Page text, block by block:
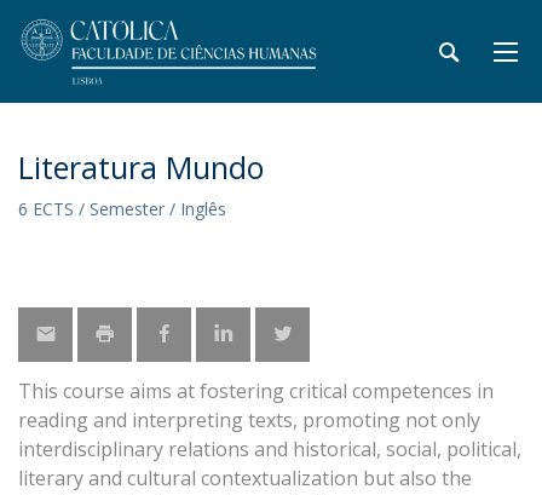
Literatura Mundo
6 ECTS / Semester / Inglês
This course aims at fostering critical competences in
reading and interpreting texts, promoting not only
interdisciplinary relations and historical, social, political,
literary and cultural contextualization but also the